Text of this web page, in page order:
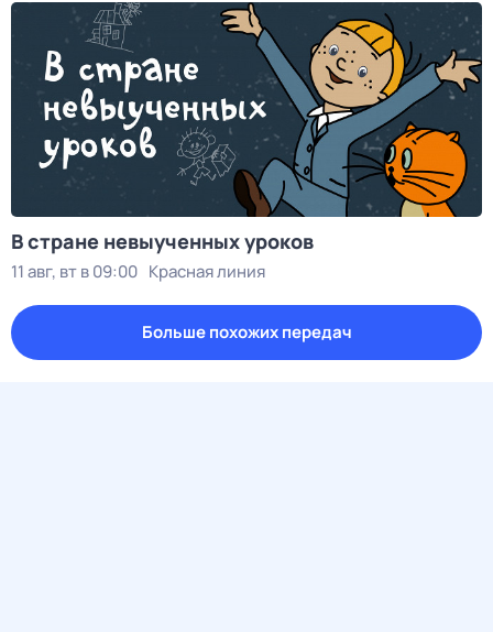
В стране невыученных уроков
11 авг, вт в 09:00 Красная линия
Больше похожих передач